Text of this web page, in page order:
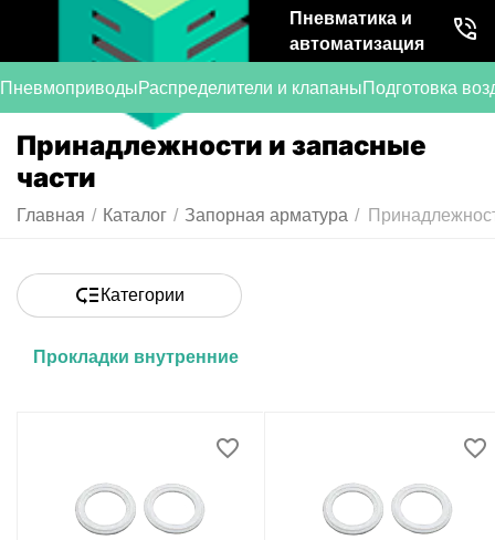
Пневматика и
автоматизация
ПневмоприводыРаспределители и клапаныПодготовка
Принадлежности и запасные
части
Главная / Каталог / Запорная арматура /
Категории
Прокладки внутренние